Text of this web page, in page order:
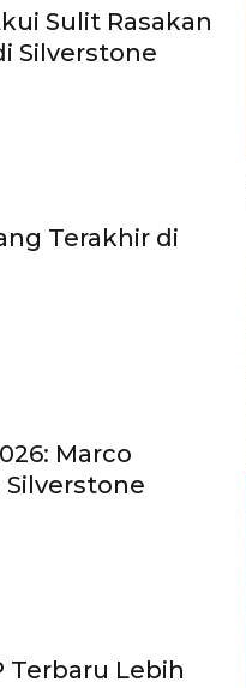
Sulit Rasakan
Silverstone
Terakhir di
Marco
Silverstone
Terbaru Lebih